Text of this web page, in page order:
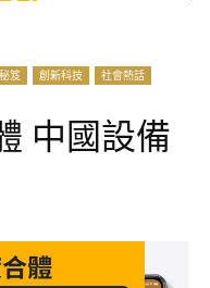
笈 創新科技
社會熱話
中國設備